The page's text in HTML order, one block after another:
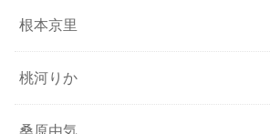
根本京里
桃河りか
桑原由気